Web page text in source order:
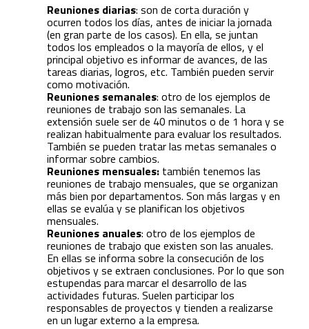
Reuniones diarias: son de corta duración y
ocurren todos los días, antes de iniciar la jornada
(en gran parte de los casos). En ella, se juntan
todos los empleados o la mayoría de ellos, y el
principal objetivo es informar de avances, de las
tareas diarias, logros, etc. También pueden servir
como motivación.
Reuniones semanales: otro de los ejemplos de
reuniones de trabajo son las semanales. La
extensión suele ser de 40 minutos o de 1 hora y se
realizan habitualmente para evaluar los resultados.
También se pueden tratar las metas semanales o
informar sobre cambios.
Reuniones mensuales: también tenemos las
reuniones de trabajo mensuales, que se organizan
más bien por departamentos. Son más largas y en
ellas se evalúa y se planifican los objetivos
mensuales.
Reuniones anuales: otro de los ejemplos de
reuniones de trabajo que existen son las anuales.
En ellas se informa sobre la consecución de los
objetivos y se extraen conclusiones. Por lo que son
estupendas para marcar el desarrollo de las
actividades futuras. Suelen participar los
responsables de proyectos y tienden a realizarse
en un lugar externo a la empresa.